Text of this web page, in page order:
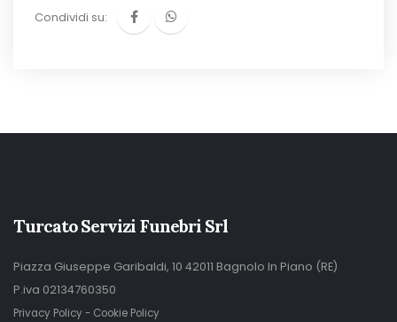
Condividi su:
Turcato Servizi Funebri Srl
Piazza Giuseppe Garibaldi, 10 42011 Bagnolo In Piano (RE)
P.iva 02134760350
Privacy Policy- Cookie Policy